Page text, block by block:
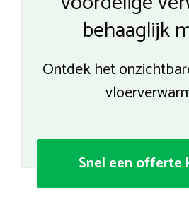
behaaglijk
Ontdek het
Snel een offerte